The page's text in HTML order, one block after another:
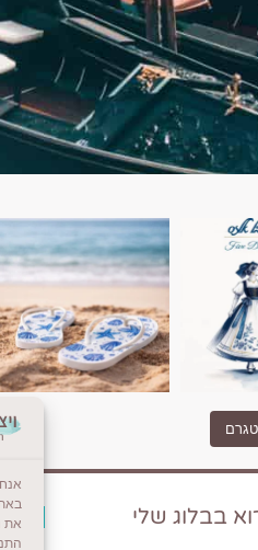
את
החול, היכמו מסע בזמן. רומא היא
בבלוג שלי